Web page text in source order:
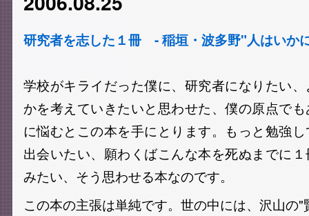
研究者を志した１冊 - 稲垣・波多野"人はいか
学校がキライだった僕に、研究者になりたい
かを考えていきたいと思わせた、僕の原点で
に悩むとこの本を手にとります。もっと勉強
出会いたい、願わくばこんな本を死ぬまでに
みたい、そう思わせる本なのです。
この本の主張は単純です。世の中には、沢山の